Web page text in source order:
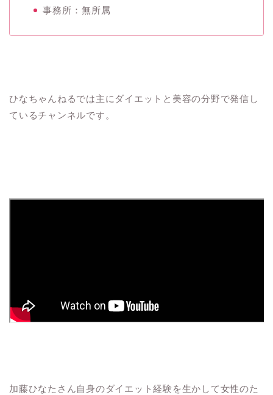
事務所：無所属
ひなちゃんねるでは主にダイエットと美容の分野で発信し
ているチャンネルです。
加藤ひなたさん自身のダイエット経験を生かして女性のた